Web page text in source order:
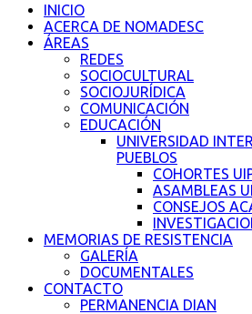
INICIO
ACERCA DE NOMADESC
ÁREAS
REDES
SOCIOCULTURAL
SOCIOJURÍDICA
COMUNICACIÓN
EDUCACIÓN
UNIVERSIDAD
PUEBLOS
COHORTES
ASAMBLEAS
CONSEJOS
MEMORIAS DE RESISTENCIA
GALERÍA
DOCUMENTALES
CONTACTO
PERMANENCIA DIAN